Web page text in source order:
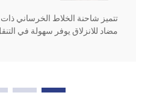
تتميز شاحنة الخلاط الخرساني
مضاد للانزلاق يوفر سهولة في